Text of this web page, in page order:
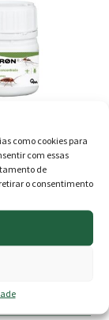
como cookies para
com essas
de
o consentimento
100 ML
€